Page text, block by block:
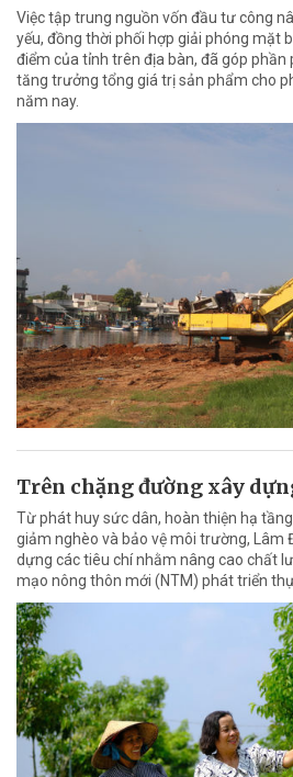
Việc tập trung nguồn vốn đầu tư công
yếu, đồng thời phối hợp giải phóng mặt
điểm của tỉnh trên địa bàn, đã góp phần
tăng trưởng tổng giá trị sản phẩm cho
năm nay.
Trên chặng đường xây
Từ phát huy sức dân, hoàn thiện hạ
giảm nghèo và bảo vệ môi trường, Lâm
dựng các tiêu chí nhằm nâng cao chất
mạo nông thôn mới (NTM) phát triển